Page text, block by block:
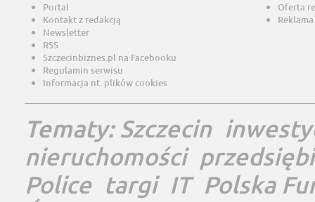
Portal
Kontakt z redakcją
Newsletter
RSS
Szczecinbiznes.pl na Facebooku
Regulamin serwisu
Informacja nt. plików cookies
Oferta
Tematy:Szczecin
nieruchomości
Police targi IT Polska